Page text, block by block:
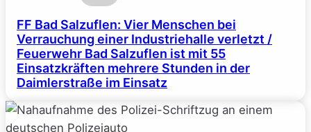
FF Bad Salzuflen: Vier Menschen bei
Verrauchung einer Industriehalle verletzt /
Feuerwehr Bad Salzuflen ist mit 55
Einsatzkräften mehrere Stunden in der
Daimlerstraße im Einsatz